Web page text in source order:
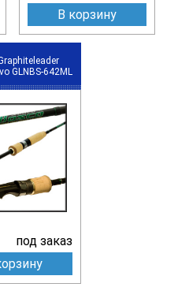
В корзину
GLNBS-642ML
под заказ